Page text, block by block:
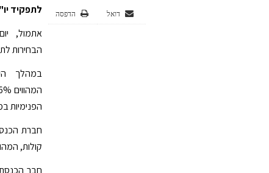
הדפסה דואל
לתפקיד
הבחירות
הפנימיות
קולות, המהווים 32.2% מקולות